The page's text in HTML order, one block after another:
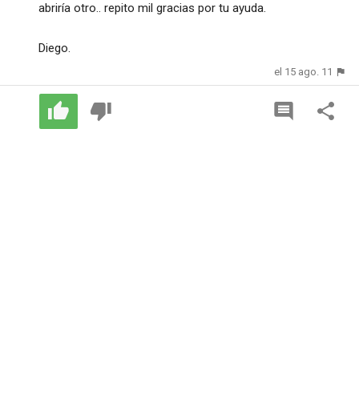
abriría otro.. repito mil gracias por tu ayuda.
Diego.
el 15 ago. 11